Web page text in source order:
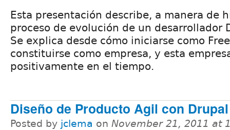
Esta presentación describe, a manera de
proceso de evolución de un desarrollador
Se explica desde cómo iniciarse como
constituirse como empresa, y esta
positivamente en el tiempo.
Diseño de Producto Agil con Drupal
Posted by jclema on November 21, 2011 at